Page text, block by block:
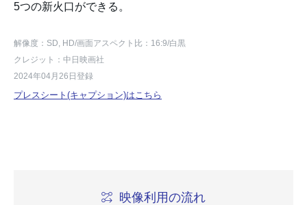
5つの新火口ができる。
解像度：SD, HD/画面アスペクト比：16:9/白黒
クレジット：中日映画社
2024年04月26日登録
プレスシート(キャプション)はこちら
映像利用の流れ